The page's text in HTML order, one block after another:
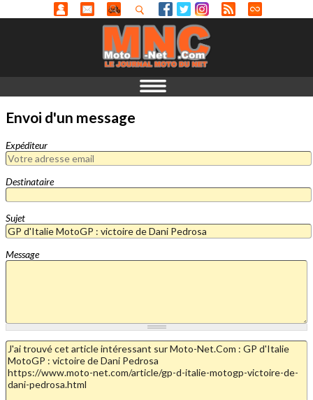
Envoi d'un message
Expéditeur
Destinataire
Sujet
Message